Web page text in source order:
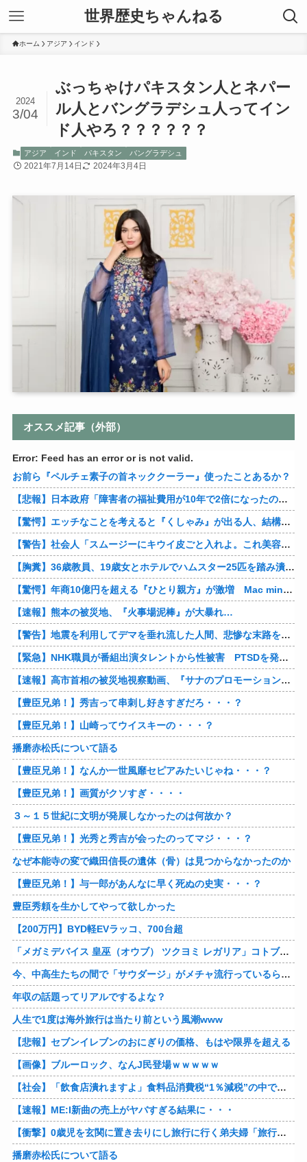
世界歴史ちゃんねる
ホーム アジア インド
ぶっちゃけパキスタン人とネパー
ル人とバングラデシュ人ってイン
ド人やろ？？？？？？
2024
3/04
アジア インド パキスタン バングラデシュ
2021年7月14日 2024年3月4日
オススメ記事（外部）
Error: Feed has an error or is not valid.
お前ら『ペルチェ素子の首ネッククーラー』使ったことあるか？
【悲報】日本政府「障害者の福祉費用が10年で2倍になったので抑制します」
【驚愕】エッチなことを考えると『くしゃみ』が出る人、結構いると判明
【警告】社会人「スムージーにキウイ皮ごと入れよ。これ美容にいいんだよね〜」→ 結果…
【胸糞】36歳教員、19歳女とホテルでハムスター25匹を踏み潰すなどして逮捕
【驚愕】年商10億円を超える『ひとり親方』が激増 Mac miniを大量購入しAIを従業員に
【速報】熊本の被災地、『火事場泥棒』が大暴れ…
【警告】地震を利用してデマを垂れ流した人間、悲惨な末路を迎える…
【緊急】NHK職員が番組出演タレントから性被害 PTSDを発症し休職へ
【速報】高市首相の被災地視察動画、『サナのプロモーションビデオ』すぎて炎上
【豊臣兄弟！】秀吉って串刺し好きすぎだろ・・・？
【豊臣兄弟！】山崎ってウイスキーの・・・？
播磨赤松氏について語る
【豊臣兄弟！】なんか一世風靡セピアみたいじゃね・・・？
【豊臣兄弟！】画質がクソすぎ・・・・
３～１５世紀に文明が発展しなかったのは何故か？
【豊臣兄弟！】光秀と秀吉が会ったのってマジ・・・？
なぜ本能寺の変で織田信長の遺体（骨）は見つからなかったのか
【豊臣兄弟！】与一郎があんなに早く死ぬの史実・・・？
豊臣秀頼を生かしてやって欲しかった
【200万円】BYD軽EVラッコ、700台超
「メガミデバイス 皇巫（オウブ） ツクヨミ レガリア」コトブキヤデビュー…
今、中高生たちの間で「サウダージ」がメチャ流行っているらしい
年収の話題ってリアルでするよな？
人生で1度は海外旅行は当たり前という風潮www
【悲報】セブンイレブンのおにぎりの価格、もはや限界を超える
【画像】ブルーロック、なんJ民登場ｗｗｗｗｗ
【社会】「飲食店潰れますよ」食料品消費税“1％減税”の中で上がる懸念 外食は10％で“9％”差に…一方で対象の弁当店でも悲痛な声「値下げできない…」
【速報】ME:I新曲の売上がヤバすぎる結果に・・・
【衝撃】0歳児を玄関に置き去りにし旅行に行く弟夫婦「旅行中、1ヶ月世話しろw」18年後に返せと言われ「お前らの子供、捨てたよ?」「は!?」
播磨赤松氏について語る